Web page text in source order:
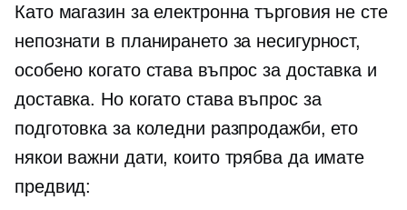
Като магазин за електронна търговия не сте
непознати в планирането за несигурност,
особено когато става въпрос за доставка и
доставка. Но когато става въпрос за
подготовка за коледни разпродажби, ето
някои важни дати, които трябва да имате
предвид: